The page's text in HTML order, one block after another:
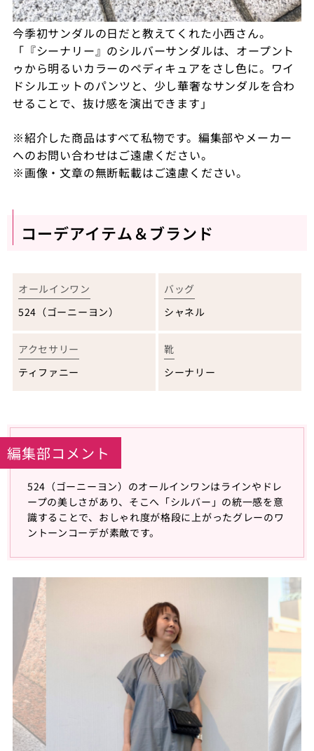
今季初サンダルの日だと教えてくれた小西さん。
「『シーナリー』のシルバーサンダルは、オープント
ゥから明るいカラーのペディキュアをさし色に。ワイ
ドシルエットのパンツと、少し華奢なサンダルを合わ
せることで、抜け感を演出できます」
※紹介した商品はすべて私物です。編集部やメーカー
へのお問い合わせはご遠慮ください。
※画像・文章の無断転載はご遠慮ください。
コーデアイテム＆ブランド
オールインワン
524（ゴーニーヨン）
バッグ
シャネル
アクセサリー
ティファニー
靴
シーナリー
編集部コメント
524（ゴーニーヨン）のオールインワンはラインやドレ
ープの美しさがあり、そこへ「シルバー」の統一感を意
識することで、おしゃれ度が格段に上がったグレーのワ
ントーンコーデが素敵です。